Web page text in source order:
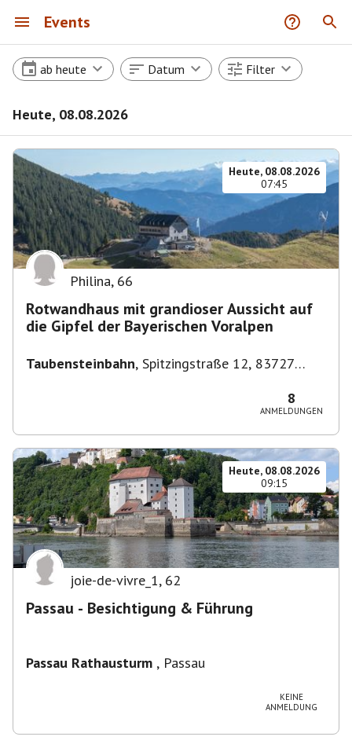
Events
ab heute Datum Filter
Heute, 08.08.2026
Heute, 08.08.2026
07:45
Philina, 66
Rotwandhaus mit grandioser Aussicht auf
die Gipfel der Bayerischen Voralpen
Taubensteinbahn, Spitzingstraße 12, 83727
8
ANMELDUNGEN
Heute, 08.08.2026
09:15
joie-de-vivre_1, 62
Passau - Besichtigung & Führung
Passau Rathausturm , Passau
KEINE
ANMELDUNG